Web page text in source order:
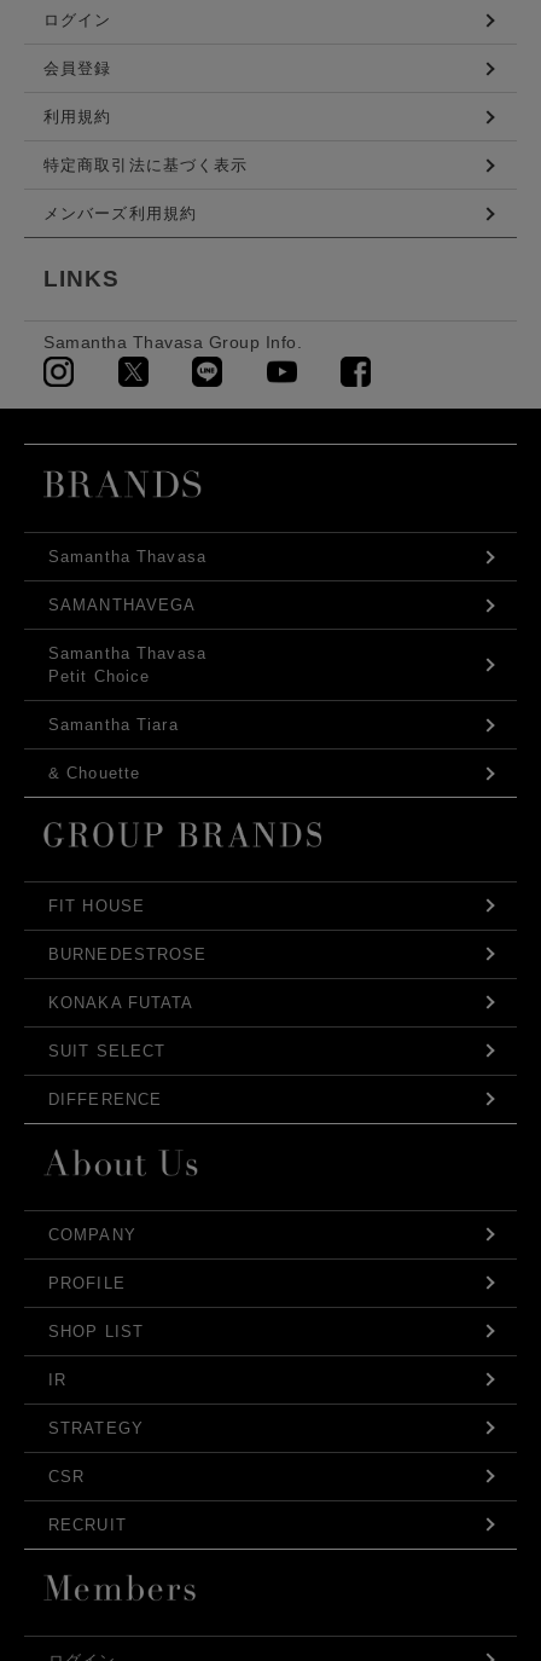
ログイン
会員登録
利用規約
特定商取引法に基づく表示
メンバーズ利用規約
LINKS
Samantha Thavasa Group Info.
Samantha Thavasa
SAMANTHAVEGA
Samantha Thavasa
Petit Choice
Samantha Tiara
& Chouette
FIT HOUSE
BURNEDESTROSE
KONAKA FUTATA
SUIT SELECT
DIFFERENCE
COMPANY
PROFILE
SHOP LIST
IR
STRATEGY
CSR
RECRUIT